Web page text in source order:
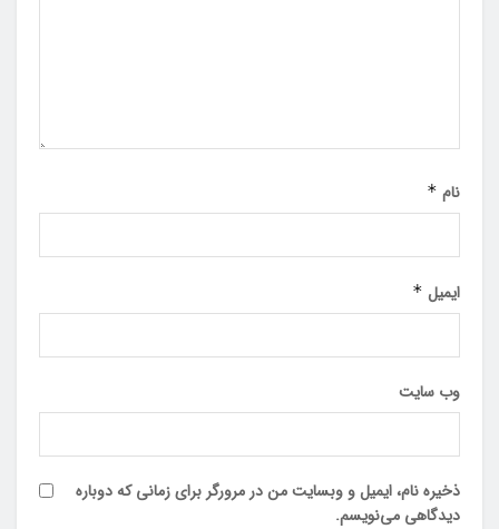
نام *
ایمیل *
وب‌ سایت
ذخیره نام، ایمیل و وبسایت من در مرورگر برای زمانی که دوباره
دیدگاهی می‌نویسم.